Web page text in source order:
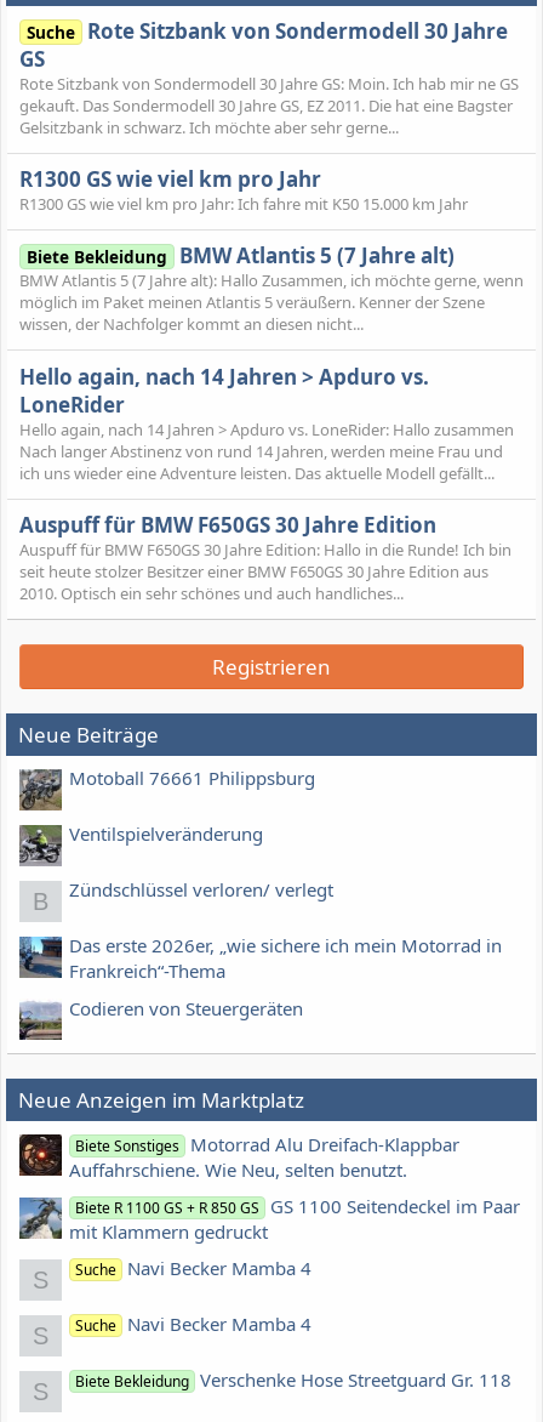
Suche Rote Sitzbank von Sondermodell 30 Jahre
GS
Rote Sitzbank von Sondermodell 30 Jahre GS: Moin. Ich hab mir ne GS
gekauft. Das Sondermodell 30 Jahre GS, EZ 2011. Die hat eine Bagster
Gelsitzbank in schwarz. Ich möchte aber sehr gerne...
R1300 GS wie viel km pro Jahr
R1300 GS wie viel km pro Jahr: Ich fahre mit K50 15.000 km Jahr
Biete Bekleidung BMW Atlantis 5 (7 Jahre alt)
BMW Atlantis 5 (7 Jahre alt): Hallo Zusammen, ich möchte gerne, wenn
möglich im Paket meinen Atlantis 5 veräußern. Kenner der Szene
wissen, der Nachfolger kommt an diesen nicht...
Hello again, nach 14 Jahren > Apduro vs.
LoneRider
Hello again, nach 14 Jahren > Apduro vs. LoneRider: Hallo zusammen
Nach langer Abstinenz von rund 14 Jahren, werden meine Frau und
ich uns wieder eine Adventure leisten. Das aktuelle Modell gefällt...
Auspuff für BMW F650GS 30 Jahre Edition
Auspuff für BMW F650GS 30 Jahre Edition: Hallo in die Runde! Ich bin
seit heute stolzer Besitzer einer BMW F650GS 30 Jahre Edition aus
2010. Optisch ein sehr schönes und auch handliches...
Registrieren
Neue Beiträge
Motoball 76661 Philippsburg
Ventilspielveränderung
B Zündschlüssel verloren/ verlegt
Das erste 2026er, „wie sichere ich mein Motorrad in
Frankreich“-Thema
Codieren von Steuergeräten
Neue Anzeigen im Marktplatz
Biete Sonstiges Motorrad Alu Dreifach-Klappbar
Auffahrschiene. Wie Neu, selten benutzt.
Biete R 1100 GS + R 850 GS
GS 1100 Seitendeckel im Paar
mit Klammern gedruckt
S Suche Navi Becker Mamba 4
S Suche Navi Becker Mamba 4
S Biete Bekleidung Verschenke Hose Streetguard Gr. 118